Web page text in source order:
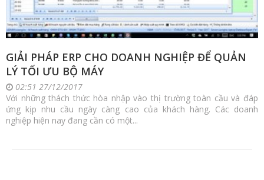
GIẢI PHÁP ERP CHO DOANH NGHIỆP ĐỂ QUẢN
LÝ TỐI ƯU BỘ MÁY
02:51 27/12/2017
Với những thách thức hòa nhập vào thị trường toàn cầu và đáp
ứng kịp nhu cầu ngày càng cao của khách hàng. Các doanh
nghiệp hiện nay đang cần có một...